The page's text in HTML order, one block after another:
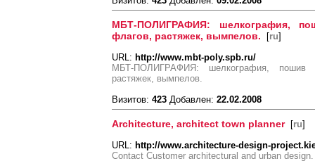
МБТ-ПОЛИГРАФИЯ: шелкография,
флагов, растяжек, вымпелов. [ru]
URL: http://www.mbt-poly.spb.ru/
МБТ-ПОЛИГРАФИЯ: шелкография, пошив
растяжек, вымпелов.
Визитов: 423 Добавлен: 22.02.2008
Architecture, architect town planner[ru]
URL: http://www.architecture-design-
Contact Customer architectural and urban